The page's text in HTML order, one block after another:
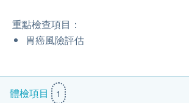
重點檢查項目：
胃癌風險評估
體檢項目 1